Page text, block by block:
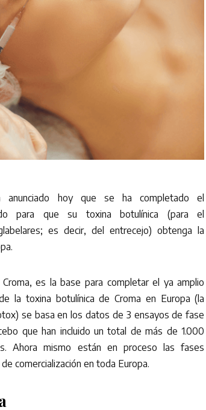
anunciado hoy que se ha completado el
para que su toxina botulínica (para el
es decir, del entrecejo) obtenga la
es la base para completar el ya amplio
la toxina botulínica de Croma en Europa (la
se basa en los datos de 3 ensayos de fase
que han incluido un total de más de 1.000
Ahora mismo están en proceso las fases
comercialización en toda Europa.